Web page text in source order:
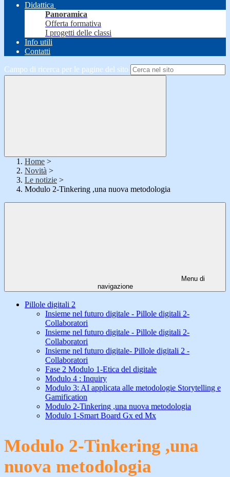
Didattica
Panoramica
Offerta formativa
I progetti delle classi
Info utili
Contatti
Campo di ricerca per le pagine del sito
Home >
Novità >
Le notizie >
Modulo 2-Tinkering ,una nuova metodologia
Menu di
navigazione
Pillole digitali 2
Insieme nel futuro digitale - Pillole digitali 2-
Collaboratori
Insieme nel futuro digitale - Pillole digitali 2-
Collaboratori
Insieme nel futuro digitale- Pillole digitali 2 -
Collaboratori
Fase 2 Modulo 1-Etica del digitale
Modulo 4 : Inquiry
Modulo 3: AI applicata alle metodologie Storytelling e
Gamification
Modulo 2-Tinkering ,una nuova metodologia
Modulo 1-Smart Board Gx ed Mx
Modulo 2-Tinkering ,una
nuova metodologia